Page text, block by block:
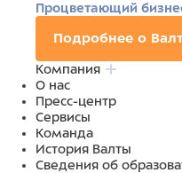
Процветающий
Подробнее о
Компания
О нас
Пресс-центр
Сервисы
Команда
История Валты
Сведения об